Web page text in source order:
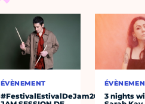
ÉVÈNEMENT
#FestivalEstivalDeJam20263 nights